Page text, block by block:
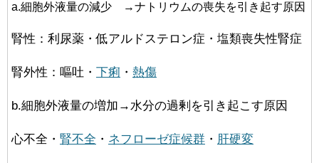
a.細胞外液量の減少 →ナトリウムの喪失を引き起す原因
腎性：利尿薬・低アルドステロン症・塩類喪失性腎症
腎外性：嘔吐・ 下痢 ・ 熱傷
b.細胞外液量の増加→水分の過剰を引き起こす原因
心不全・ 腎不全 ・ ネフローゼ症候群 ・ 肝硬変